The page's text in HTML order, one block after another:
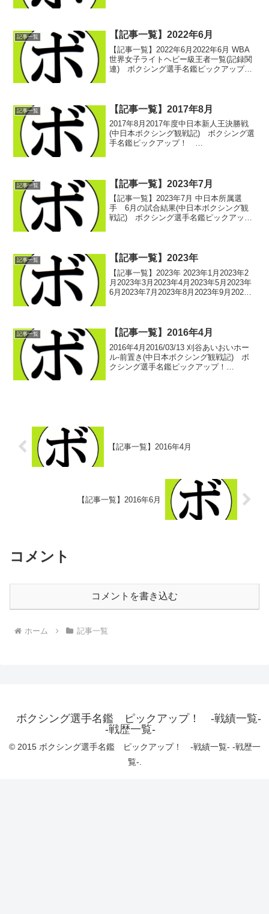
記事一覧 【記事一覧】2022年6月
【記事一覧】2022年6月2022年6月 WBA
世界女子ライトヘビー級王者一覧(記録関
連) ボクシング選手名鑑ピックアップ！
関...
記事一覧 【記事一覧】2017年8月
2017年8月2017年度中日本新人王決勝戦
(中日本ボクシング観戦記) ボクシング選
手名鑑ピックアップ！
の...
記事一覧 【記事一覧】2023年7月
【記事一覧】2023年7月 中日本所属選
手 6月の試合結果(中日本ボクシング観
戦記) ボクシング選手名鑑ピックアッ
記事一覧 【記事一覧】2023年
【記事一覧】2023年 2023年1月2023年2
月2023年3月2023年4月2023年5月2023年
6月2023年7月2023年8月2023年9月2023
記事一覧 【記事一覧】2016年4月
2016年4月2016/03/13 刈谷あいおいホー
ル-前置き(中日本ボクシング観戦記) ボ
クシング選手名鑑ピックアップ！
【記事一覧】2016年4月
【記事一覧】2016年6月
コメント
コメントを書き込む
ホーム 記事一覧
ボクシング選手名鑑 ピックアップ！ -戦績一覧-
-戦歴一覧-
© 2015 ボクシング選手名鑑 ピックアップ！ -戦績一覧- -戦歴一
覧-.